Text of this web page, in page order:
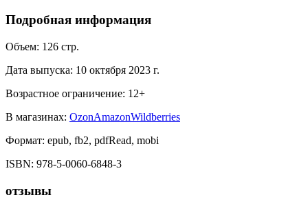
Подробная информация
Объем: 126 стр.
Дата выпуска: 10 октября 2023 г.
Возрастное ограничение: 12+
В магазинах: OzonAmazonWildberries
Формат: epub, fb2, pdfRead, mobi
ISBN: 978-5-0060-6848-3
отзывы